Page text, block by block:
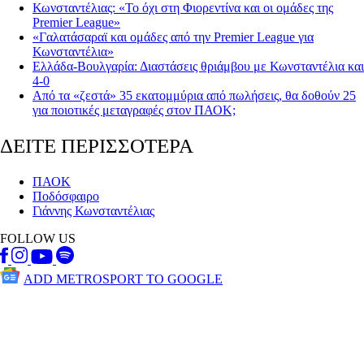
Κωνσταντέλιας: «Το όχι στη Φιορεντίνα και οι ομάδες της
Premier League»
«Γαλατάσαραϊ και ομάδες από την Premier League για
Κωνσταντέλια»
Ελλάδα-Βουλγαρία: Διαστάσεις θριάμβου με Κωνσταντέλια και
4-0
Από τα «ζεστά» 35 εκατομμύρια από πωλήσεις, θα δοθούν 25
για ποιοτικές μεταγραφές στον ΠΑΟΚ;
ΔΕΙΤΕ ΠΕΡΙΣΣΟΤΕΡΑ
ΠΑΟΚ
Ποδόσφαιρο
Γιάννης Κωνσταντέλιας
FOLLOW US
ADD METROSPORT TO GOOGLE